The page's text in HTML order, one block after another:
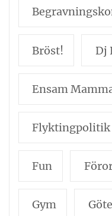
Bröst! Dj
Ensam
Flyktingpolitik
Fun
Gym